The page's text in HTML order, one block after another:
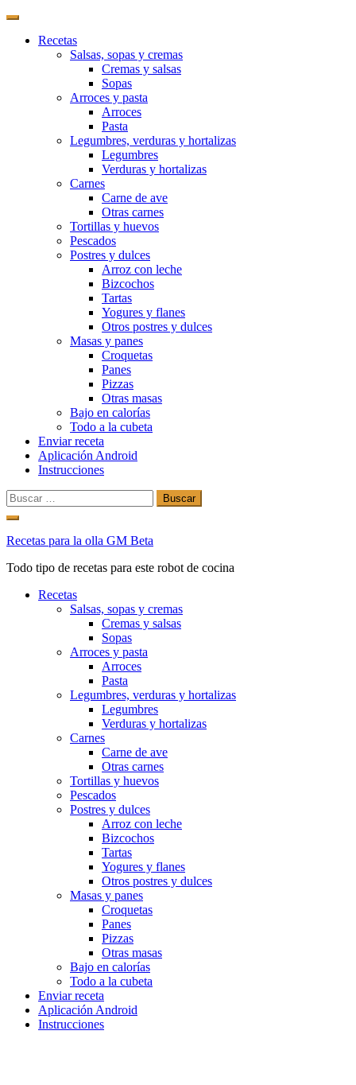
Recetas
Salsas, sopas y cremas
Cremas y salsas
Sopas
Arroces y pasta
Arroces
Pasta
Legumbres, verduras y hortalizas
Legumbres
Verduras y hortalizas
Carnes
Carne de ave
Otras carnes
Tortillas y huevos
Pescados
Postres y dulces
Arroz con leche
Bizcochos
Tartas
Yogures y flanes
Otros postres y dulces
Masas y panes
Croquetas
Panes
Pizzas
Otras masas
Bajo en calorías
Todo a la cubeta
Enviar receta
Aplicación Android
Instrucciones
Buscar:
Ir
contenido
Recetas para la olla GM Beta
Todo tipo de recetas para este robot de cocina
Recetas
Salsas, sopas y cremas
Cremas y salsas
Sopas
Arroces y pasta
Arroces
Pasta
Legumbres, verduras y hortalizas
Legumbres
Verduras y hortalizas
Carnes
Carne de ave
Otras carnes
Tortillas y huevos
Pescados
Postres y dulces
Arroz con leche
Bizcochos
Tartas
Yogures y flanes
Otros postres y dulces
Masas y panes
Croquetas
Panes
Pizzas
Otras masas
Bajo en calorías
Todo a la cubeta
Enviar receta
Aplicación Android
Instrucciones